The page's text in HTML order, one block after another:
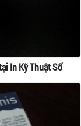
In Kỹ Thuật Số